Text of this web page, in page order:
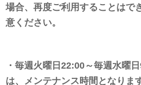
場合、再度ご利用することはで
意ください。
・毎週火曜日22:00～毎週水曜
は、メンテナンス時間となりま